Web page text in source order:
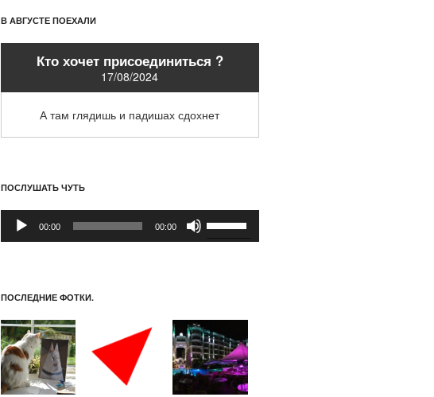
В АВГУСТЕ ПОЕХАЛИ
Кто хочет присоединиться ?
17/08/2024
А там глядишь и падишах сдохнет
ПОСЛУШАТЬ ЧУТЬ
Аудиоплеер
00:00 00:00
или
уменьшить
громкость.
ПОСЛЕДНИЕ ФОТКИ.